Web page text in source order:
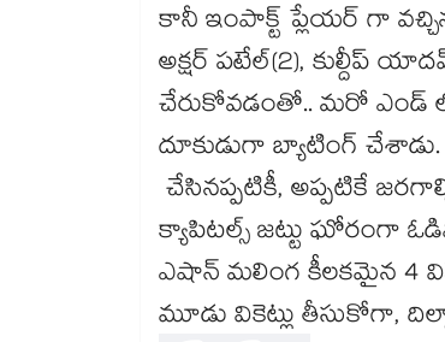
కానీ ఇంపాక్ట్ ప్లేయర్ గా
అక్షర్ పటేల్(2), కుల్దీప్
చేరుకోవడంతో.. మరో ఎండ్
దూకుడుగా బ్యాటింగ్ చేశాడు.
చేసినప్పటికీ, అప్పటికే
క్యాపిటల్స్ జట్టు ఘోరంగా
ఎషాన్ మలింగ కీలకమైన 4
మూడు వికెట్లు తీసుకోగా,